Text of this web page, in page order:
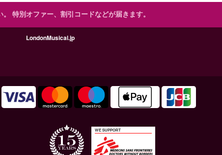
特別オファー、割引コードなどが届きます。
LondonMusical.jp
WE SUPPORT